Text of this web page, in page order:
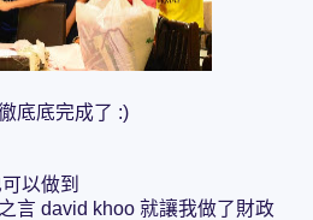
底底完成了 :)
以做到
言 david khoo 就讓我做了財政